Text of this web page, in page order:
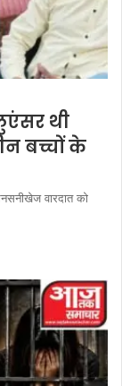
थी
बच्चों के
वारदात को